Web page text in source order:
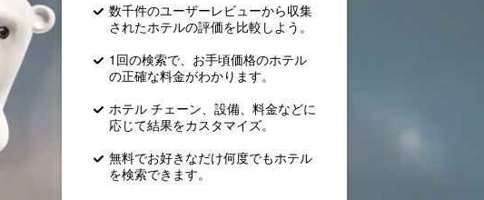
数千件のユーザーレビューから収集
されたホテルの評価を比較しよう。
1回の検索で、お手頃価格のホテル
の正確な料金がわかります。
ホテル チェーン、設備、料金などに
応じて結果をカスタマイズ。
無料でお好きなだけ何度でもホテル
を検索できます。